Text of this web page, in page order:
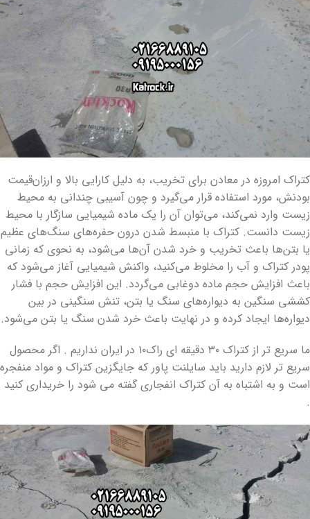
کتراک امروزه در معادن برای تخریب، به دلیل کارایی بالا و ارزان‌قیمت
بودنش، مورد استفاده قرار می‌گیرد و چون آسیبی چندانی به محیط
زیست وارد نمی‌کند، می‌توان آن را یک ماده شیمیایی سازگار با محیط
زیست دانست. کتراک با منبسط شدن درون حفره‌های سنگ‌های عظیم
یا بتن‌ها باعث تخریب و خرد شدن آن‌ها می‌شود، به نحوی که زمانی
پودر کتراک و آب را مخلوط می‌کنید، واکنش شیمیایی آغاز می‌شود که
باعث افزایش حجم ماده دوغابی می‌گردد. این افزایش حجم با فشار
کششی سنگین به دیواره‌های سنگ یا بتن، تنش سنگینی در بین
دیواره‌ها ایجاد کرده و در نهایت باعث خرد شدن سنگ یا بتن می‌شود.
ما سریع تر از کتراک ۳۰ دقیقه ای راک۱۰ در ایران نداریم . اگر محصول
سریع تر لازم دارید باید سایلنت پاور که جایگزین کتراک و مواد منفجره
است و به اشتباه به آن کتراک انفجاری گفته می شود را خریداری کنید
.